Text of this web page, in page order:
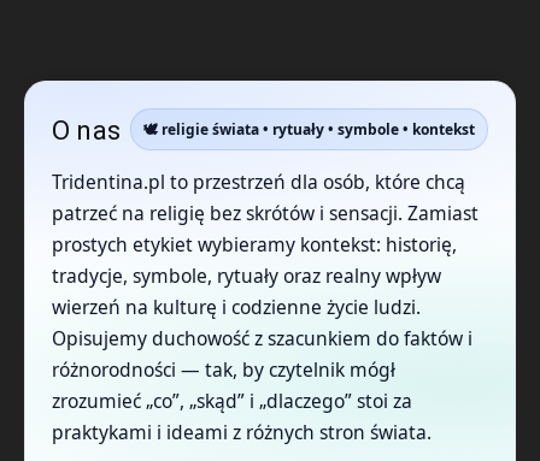
O nas 🕊️ religie świata • rytuały • symbole • kontekst
Tridentina.pl to przestrzeń dla osób, które chcą
patrzeć na religię bez skrótów i sensacji. Zamiast
prostych etykiet wybieramy kontekst: historię,
tradycje, symbole, rytuały oraz realny wpływ
wierzeń na kulturę i codzienne życie ludzi.
Opisujemy duchowość z szacunkiem do faktów i
różnorodności — tak, by czytelnik mógł
zrozumieć „co”, „skąd” i „dlaczego” stoi za
praktykami i ideami z różnych stron świata.